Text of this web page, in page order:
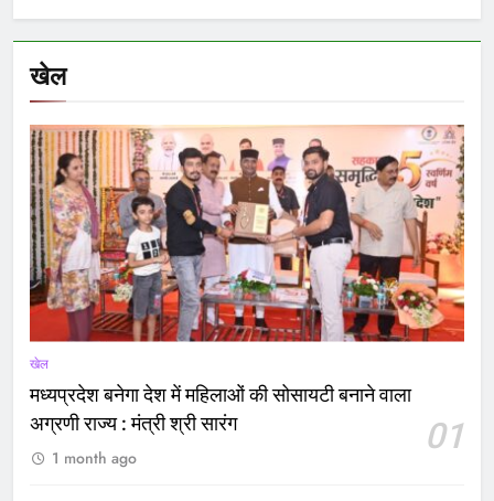
खेल
खेल
मध्यप्रदेश बनेगा देश में महिलाओं की सोसायटी बनाने वाला
अग्रणी राज्य : मंत्री श्री सारंग
01
1 month ago